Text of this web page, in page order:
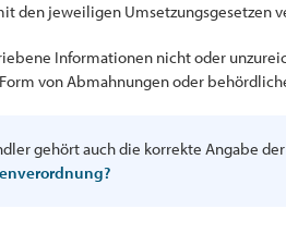
den jeweiligen Umsetzungsgesetzen
Informationen nicht oder
von Abmahnungen oder
gehört auch die korrekte Angabe